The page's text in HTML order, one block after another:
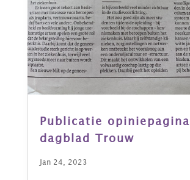
Publicatie opiniepagina
dagblad Trouw
Jan 24, 2023